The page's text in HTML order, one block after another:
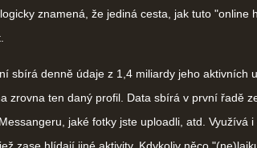
znamená, že jediná cesta, jak tuto "online
sbírá denně údaje z 1,4 miliardy jeho aktivních
zrovna ten daný profil. Data sbírá v první řadě
jaké fotky jste uploadli, atd. Využívá